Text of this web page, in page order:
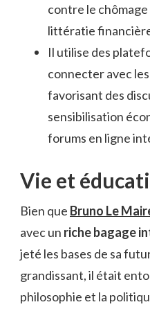
contre le
littératie
Il utilise des
connecter avec
favorisant des
sensibilisation
forums en ligne
Vie et
Bien que Bruno Le
avec un riche bagage
jeté les bases de sa
grandissant, il était
philosophie et la